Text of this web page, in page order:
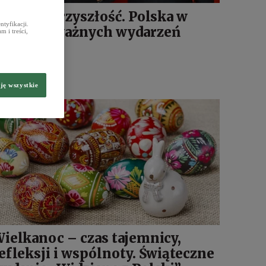
Pamięć i przyszłość. Polska w
ważnych wydarzeń
– czas tajemnicy,
i wspólnoty. Świąteczne
i treści,
wszystkie